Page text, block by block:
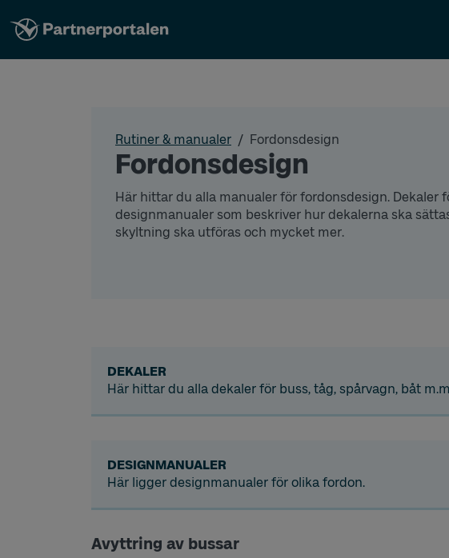
Rutiner & manualer Fordonsdesign
Fordonsdesign
Här hittar du alla manualer för fordonsdesign. Dekaler
designmanualer som beskriver hur dekalerna ska
skyltning ska utföras och mycket mer.
DEKALER
Här hittar du alla dekaler för buss, tåg, spårvagn, båt
DESIGNMANUALER
Här ligger designmanualer för olika fordon.
Avyttring av bussar